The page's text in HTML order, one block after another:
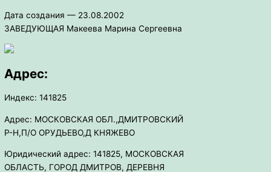
Дата создания — 23.08.2002
ЗАВЕДУЮЩАЯ Макеева Марина Сергеевна
Адрес:
Индекс: 141825
Адрес: МОСКОВСКАЯ ОБЛ.,ДМИТРОВСКИЙ
Р-Н,П/О ОРУДЬЕВО,Д КНЯЖЕВО
Юридический адрес: 141825, МОСКОВСКАЯ
ОБЛАСТЬ, ГОРОД ДМИТРОВ, ДЕРЕВНЯ